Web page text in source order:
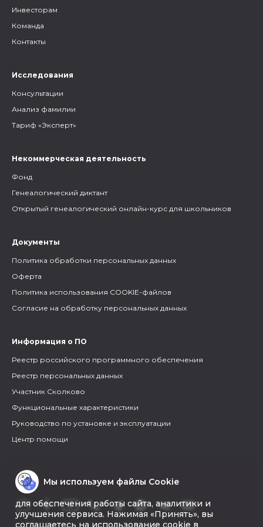
Инвесторам
Команда
Контакты
Исследования
Консультации
Анализ фамилии
Тариф «Эксперт»
Некоммерческая деятельность
Фонд
Генеалогический диктант
Открытый генеалогический онлайн-курс для школьников
Документы
Политика обработки персональных данных
Оферта
Политика использования COOKIE-файлов
Согласие на обработку персональных данных
Информация о ПО
Реестр российского программного обеспечения
Реестр персональных данных
Участник Сколково
Функциональные характеристики
Руководство по установке и эксплуатации
Центр помощи
Мы используем файлы Cookie
для обеспечения работы сайта, аналитики и
улучшения сервиса. Нажимая «Принять», вы
соглашаетесь на использование cookie в